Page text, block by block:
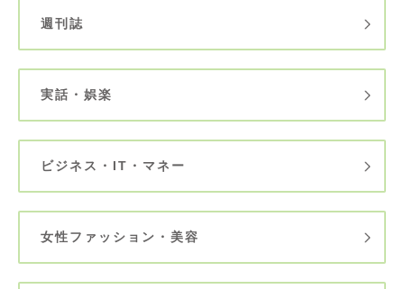
週刊誌
実話・娯楽
ビジネス・IT・マネー
女性ファッション・美容